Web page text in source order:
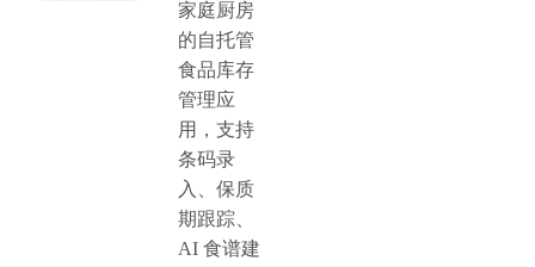
家庭厨房
的自托管
食品库存
管理应
用，支持
条码录
入、保质
期跟踪、
AI 食谱建